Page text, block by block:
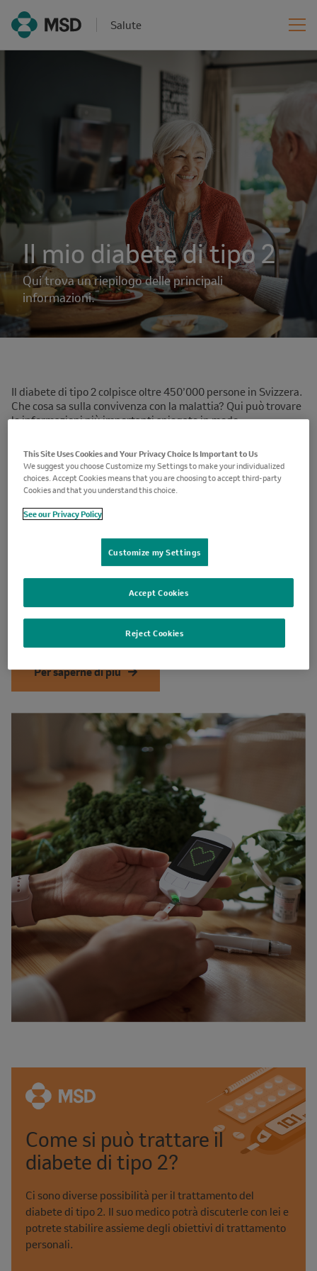
Salute
Il mio diabete di tipo 2
Qui trova un riepilogo delle principali
informazioni.
Il diabete di tipo 2 colpisce oltre 450’000 persone in Svizzera.
Che cosa sa sulla convivenza con la malattia? Qui può trovare
le informazioni più importanti spiegate in modo
Che cos’è il di diabete tipo 2?
Fino alla diagnosi del diabete di tipo 2, a volte, ci possono
volere fino a 7 anni. Questo dipende dal fatto che la malattia
spesso viene diagnosticata solo quando si presentano le
complicazioni. Si informi sul diabete di tipo 2 e scopra come
Per saperne di più
Come si può trattare il
diabete di tipo 2?
Ci sono diverse possibilità per il trattamento del
diabete di tipo 2. Il suo medico potrà discuterle con lei e
potrete stabilire assieme degli obiettivi di trattamento
personali.
This Site Uses Cookies and Your Privacy Choice Is Important to Us
We suggest you choose Customize my Settings to make your individualized
choices. Accept Cookies means that you are choosing to accept third-party
Cookies and that you understand this choice.
See our Privacy Policy
Customize my Settings
Reject Cookies
Accept Cookies